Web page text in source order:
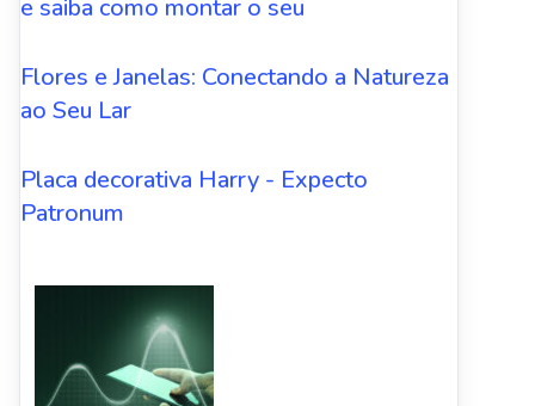
e saiba como montar o seu
Flores e Janelas: Conectando a Natureza
ao Seu Lar
Placa decorativa Harry - Expecto
Patronum